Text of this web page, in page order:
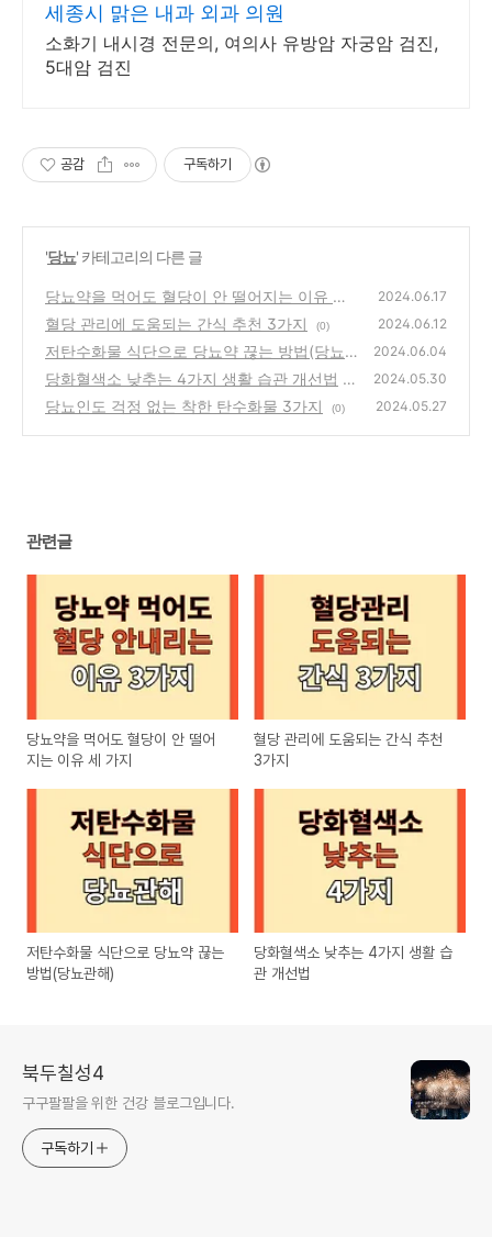
세종시 맑은 내과 외과 의원
소화기 내시경 전문의, 여의사 유방암 자궁암 검진,
5대암 검진
공감 구독하기
'당뇨' 카테고리의 다른 글
당뇨약을 먹어도 혈당이 안 떨어지는 이유 세
가지
(0)
2024.06.17
혈당 관리에 도움되는 간식 추천 3가지 (0) 2024.06.12
저탄수화물 식단으로 당뇨약 끊는 방법(당뇨
관해)
(0)
2024.06.04
당화혈색소 낮추는 4가지 생활 습관 개선법
(0)
2024.05.30
당뇨인도 걱정 없는 착한 탄수화물 3가지 (0) 2024.05.27
관련글
당뇨약을 먹어도 혈당이 안 떨어
지는 이유 세 가지
혈당 관리에 도움되는 간식 추천
3가지
저탄수화물 식단으로 당뇨약 끊는
방법(당뇨관해)
당화혈색소 낮추는 4가지 생활 습
관 개선법
북두칠성4
구구팔팔을 위한 건강 블로그입니다.
구독하기